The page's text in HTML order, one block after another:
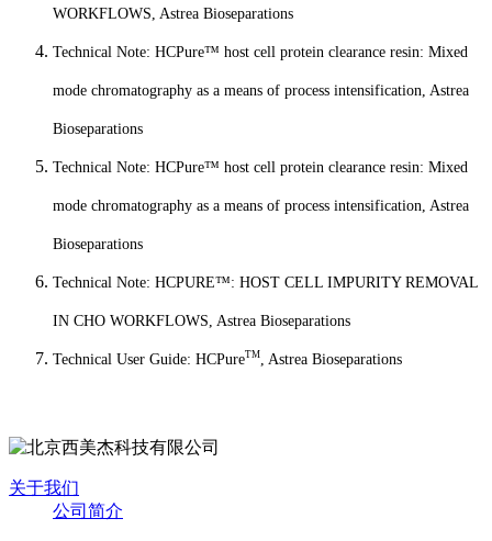
WORKFLOWS, Astrea Bioseparations
Technical Note: HCPure™ host cell protein clearance resin: Mixed
mode chromatography as a means of process intensification, Astrea
Bioseparations
Technical Note: HCPure™ host cell protein clearance resin: Mixed
mode chromatography as a means of process intensification, Astrea
Bioseparations
Technical Note: HCPURE™: HOST CELL IMPURITY REMOVAL
IN CHO WORKFLOWS, Astrea Bioseparations
Technical User Guide: HCPureTM, Astrea Bioseparations
关于我们
公司简介